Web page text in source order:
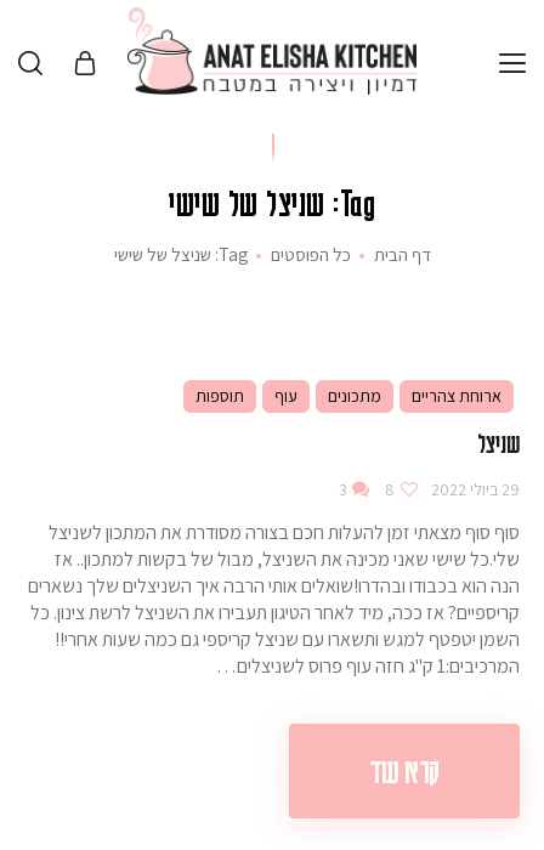
Tag: שניצל של שישי
דף הבית כל הפוסטים Tag: שניצל של שישי
ארוחת צהריים מתכונים עוף תוספות
שניצל
29 ביולי 2022 8
3
סוף סוף מצאתי זמן להעלות חכם בצורה מסודרת את המתכון לשניצל
שלי.כל שישי שאני מכינה את השניצל, מבול של בקשות למתכון.. אז
הנה הוא בכבודו ובהדרו!שואלים אותי הרבה איך השניצלים שלך נשארים
קריספיים? אז ככה, מיד לאחר הטיגון תעבירו את השניצל לרשת צינון. כל
השמן יטפטף למגש ותשארו עם שניצל קריספי גם כמה שעות אחרי!!
המרכיבים:1 ק"ג חזה עוף פרוס לשניצלים…
קרא עוד